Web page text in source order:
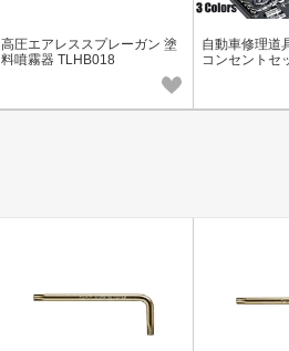
高圧エアレススプレーガン 塗
料噴霧器 TLHB018
自動車修理道
コンセントセ